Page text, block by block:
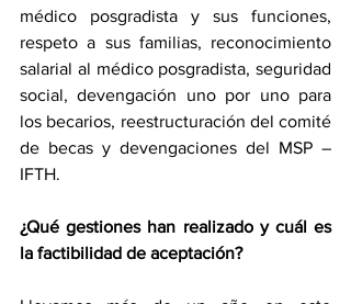
médico posgradista y sus funciones,
respeto a sus familias, reconocimiento
salarial al médico posgradista, seguridad
social, devengación uno por uno para
los becarios, reestructuración del comité
de becas y devengaciones del MSP –
IFTH.
¿Qué gestiones han realizado y cuál es
la factibilidad de aceptación?